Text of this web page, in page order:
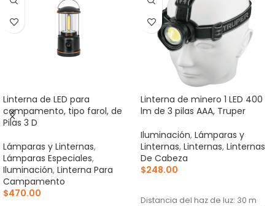
Linterna de LED para
campamento, tipo farol, de
Pilas 3 D
Lámparas y Linternas,
Lámparas Especiales,
Iluminación, Linterna Para
Campamento
$470.00
Linterna de minero 1 LED 400
lm de 3 pilas AAA, Truper
Iluminación, Lámparas y
Linternas, Linternas, Linternas
De Cabeza
$248.00
Distancia del haz de luz: 30 m